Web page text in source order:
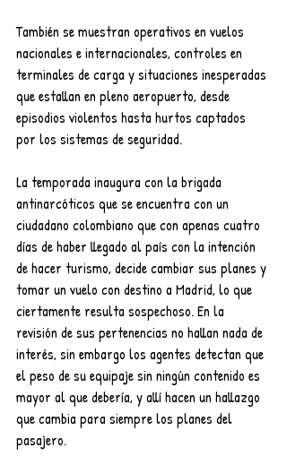
También se muestran operativos en vuelos
nacionales e internacionales, controles en
terminales de carga y situaciones inesperadas
que estallan en pleno aeropuerto, desde
episodios violentos hasta hurtos captados
por los sistemas de seguridad.
La temporada inaugura con la brigada
antinarcóticos que se encuentra con un
ciudadano colombiano que con apenas cuatro
días de haber llegado al país con la intención
de hacer turismo, decide cambiar sus planes y
tomar un vuelo con destino a Madrid, lo que
ciertamente resulta sospechoso. En la
revisión de sus pertenencias no hallan nada de
interés, sin embargo los agentes detectan que
el peso de su equipaje sin ningún contenido es
mayor al que debería, y allí hacen un hallazgo
que cambia para siempre los planes del
pasajero.